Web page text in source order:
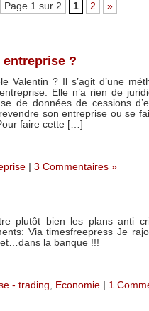
Page 1 sur 2 1 2 »
?
Valentin ? Il s’agit d’une
Elle n’a rien de
de données de cessions
son entreprise ou se
faire cette […]
3 Commentaires »
plutôt bien les plans anti
Via timesfreepress Je
la banque !!!
- trading, Economie 1